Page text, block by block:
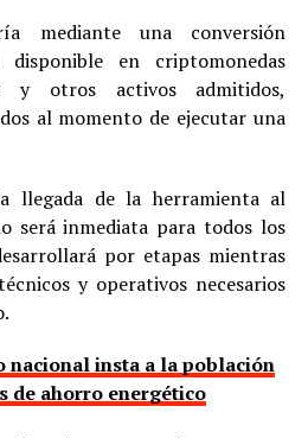
mediante una conversión
en criptomonedas
y otros activos admitidos,
al momento de ejecutar una
llegada de la herramienta al
será inmediata para todos los
por etapas mientras
y operativos necesarios
nacional insta a la población
de ahorro energético